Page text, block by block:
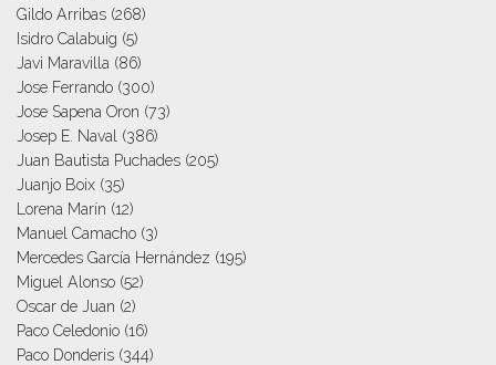
Gildo Arribas (268)
Isidro Calabuig (5)
Javi Maravilla (86)
Jose Ferrando (300)
Jose Sapena Oron (73)
Josep E. Naval
(386)
Juan Bautista Puchades (205)
Juanjo Boix (35)
Lorena Marín (12)
Manuel Camacho (3)
Mercedes García Hernández (195)
Miguel Alonso (52)
Oscar de Juan (2)
Paco Celedonio (16)
Paco Donderis (344)